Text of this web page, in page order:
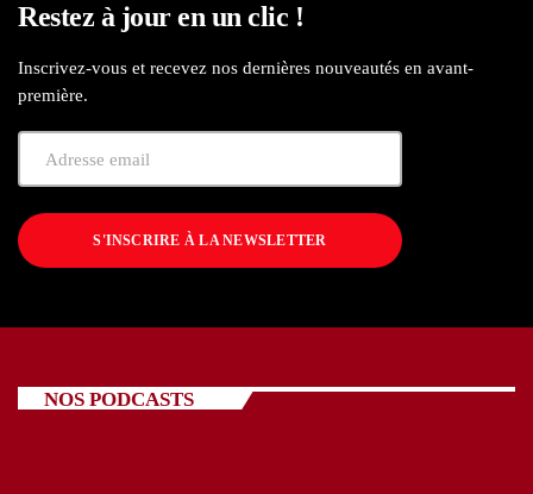
Restez à jour en un clic !
Inscrivez-vous et recevez nos dernières nouveautés en avant-
première.
S'INSCRIRE À LA NEWSLETTER
NOS PODCASTS